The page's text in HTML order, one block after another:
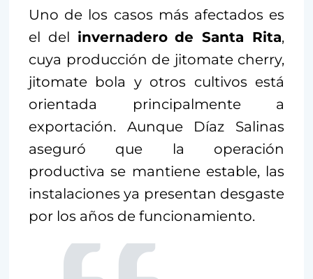
Uno de los casos más afectados es
el del invernadero de Santa Rita,
cuya producción de jitomate cherry,
jitomate bola y otros cultivos está
orientada principalmente a
exportación. Aunque Díaz Salinas
aseguró que la operación
productiva se mantiene estable, las
instalaciones ya presentan desgaste
por los años de funcionamiento.